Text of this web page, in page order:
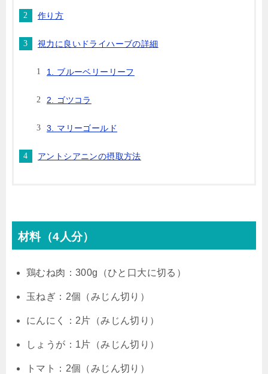
作り方
視力に良いドライハーブの詳細
1. ブルーベリーリーフ
2. ゴツコラ
3. マリーゴールド
アントシアニンの摂取方法
材料（4人分）
鶏むね肉：300g（ひと口大に切る）
玉ねぎ：2個（みじん切り）
にんにく：2片（みじん切り）
しょうが：1片（みじん切り）
トマト：2個（みじん切り）